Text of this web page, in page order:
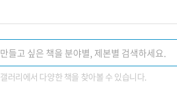
갤러리에서 다양한 책을 찾아볼 수 있습니다.